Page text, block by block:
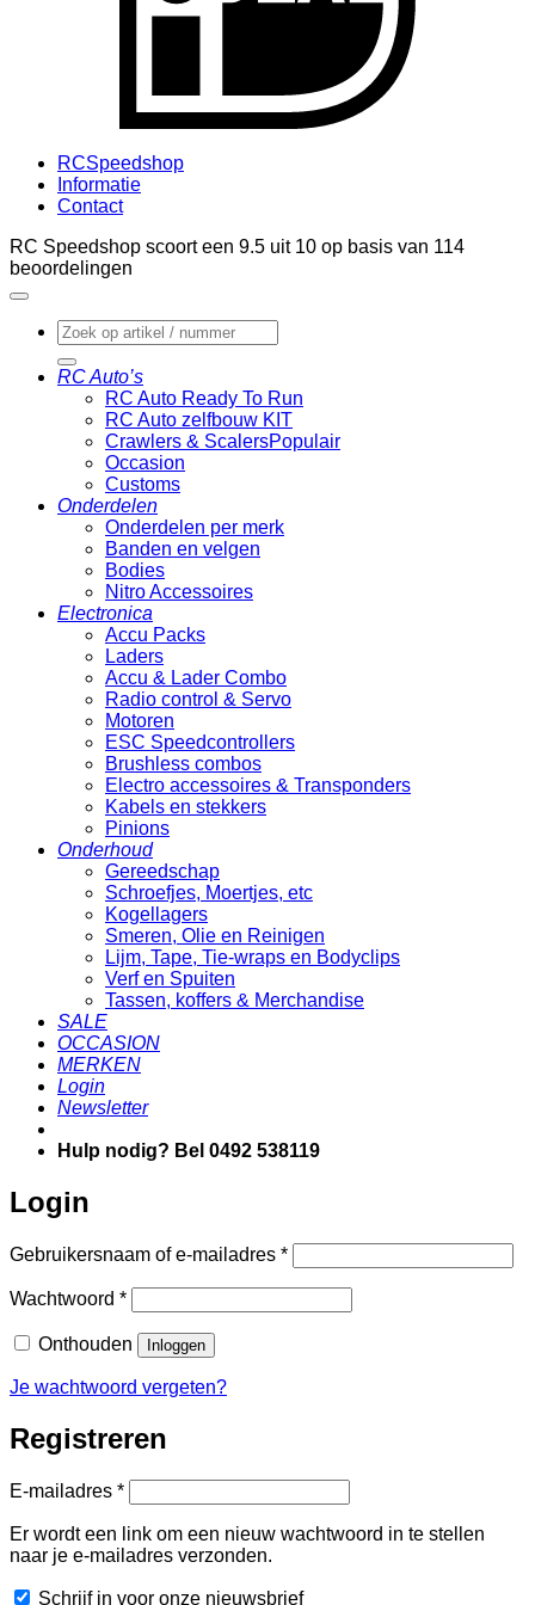
RCSpeedshop
Informatie
Contact
RC Speedshop scoort een 9.5 uit 10 op basis van 114
beoordelingen
Zoeken
naar:
RC Auto’s
RC Auto Ready To Run
RC Auto zelfbouw KIT
Crawlers & Scalers
Occasion
Customs
Onderdelen
Onderdelen per merk
Banden en velgen
Bodies
Nitro Accessoires
Electronica
Accu Packs
Laders
Accu & Lader Combo
Radio control & Servo
Motoren
ESC Speedcontrollers
Brushless combos
Electro accessoires & Transponders
Kabels en stekkers
Pinions
Onderhoud
Gereedschap
Schroefjes, Moertjes, etc
Kogellagers
Smeren, Olie en Reinigen
Lijm, Tape, Tie-wraps en Bodyclips
Verf en Spuiten
Tassen, koffers & Merchandise
SALE
OCCASION
MERKEN
Login
Newsletter
Hulp nodig? Bel 0492 538119
Login
Gebruikersnaam of e-mailadres *Vereist
Wachtwoord *Vereist
Onthouden Inloggen
Je wachtwoord vergeten?
Registreren
E-mailadres *Vereist
Er wordt een link om een nieuw wachtwoord in te stellen
naar je e-mailadres verzonden.
Schrijf in voor onze nieuwsbrief